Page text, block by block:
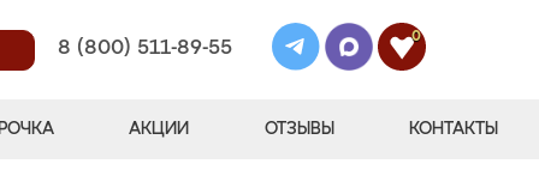
8 (800) 511-89-55
0
АКЦИИ ОТЗЫВЫ КОНТАКТЫ